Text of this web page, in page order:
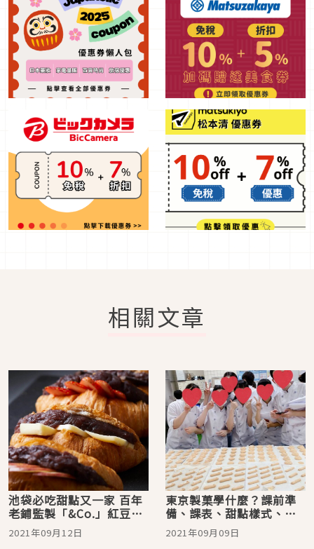
相關文章
池袋必吃甜點又一家 百年
老鋪監製「&Co.」紅豆餡
可頌肯定是美味保證！
2021年09月12日
東京製菓學什麼？課前準
備、課表、甜點樣式、期
末考日本專門學校學習心
路歷程大公開！
2021年09月09日